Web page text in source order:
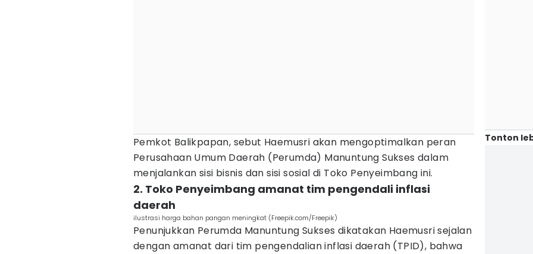
Pemkot Balikpapan, sebut Haemusri akan mengoptimalkan peran
Perusahaan Umum Daerah (Perumda) Manuntung Sukses dalam
menjalankan sisi bisnis dan sisi sosial di Toko Penyeimbang ini.
2. Toko Penyeimbang amanat tim pengendali inflasi
daerah
ilustrasi harga bahan pangan meningkat (Freepik.com/Freepik)
Penunjukkan Perumda Manuntung Sukses dikatakan Haemusri sejalan
dengan amanat dari tim pengendalian inflasi daerah (TPID), bahwa
Tonton